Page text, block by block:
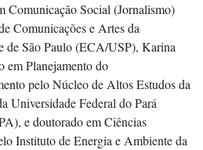
Comunicação Social (Jornalismo)
Comunicações e Artes da
de São Paulo (ECA/USP), Karina
em Planejamento do
pelo Núcleo de Altos Estudos da
Universidade Federal do Pará
e doutorado em Ciências
Instituto de Energia e Ambiente da